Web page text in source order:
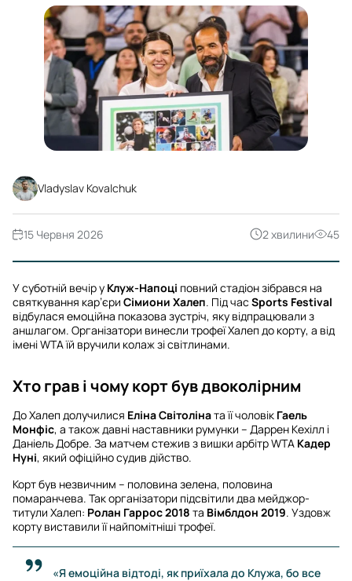
Vladyslav Kovalchuk
2 хвилини 45
15 Червня 2026
У суботній вечір у Клуж-Напоці повний стадіон зібрався на
святкування кар’єри Сімиони Халеп. Під час Sports Festival
відбулася емоційна показова зустріч, яку відпрацювали з
аншлагом. Організатори винесли трофеї Халеп до корту, а від
імені WTA їй вручили колаж зі світлинами.
Хто грав і чому корт був двоколірним
До Халеп долучилися Еліна Світоліната її чоловік Гаель
Монфіс, а також давні наставники румунки – Даррен Кехілл і
Даніель Добре. За матчем стежив з вишки арбітр WTA Кадер
Нуні, який офіційно судив дійство.
Корт був незвичним – половина зелена, половина
помаранчева. Так організатори підсвітили два мейджор-
титули Халеп: Ролан Гаррос 2018 та Вімблдон 2019. Уздовж
корту виставили її найпомітніші трофеї.
«Я емоційна відтоді, як приїхала до Клужа, бо все